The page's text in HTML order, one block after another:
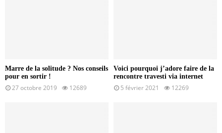
Marre de la solitude ? Nos conseils
pour en sortir !
27 octobre 2019 12689
Voici pourquoi j’adore faire de la
rencontre travesti via internet
5 février 2021 12269